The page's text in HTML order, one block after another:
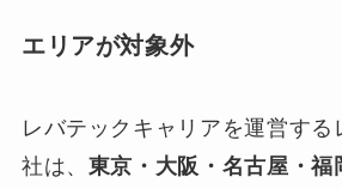
エリアが対象外
レバテックキャリアを運営する
社は、 東京・大阪・名古屋・福